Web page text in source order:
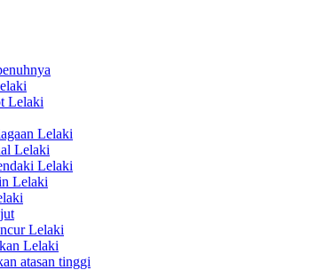
Lelaki
Lelaki
Lelaki
Lelaki
Lelaki
Lelaki
Lelaki
atasan tinggi